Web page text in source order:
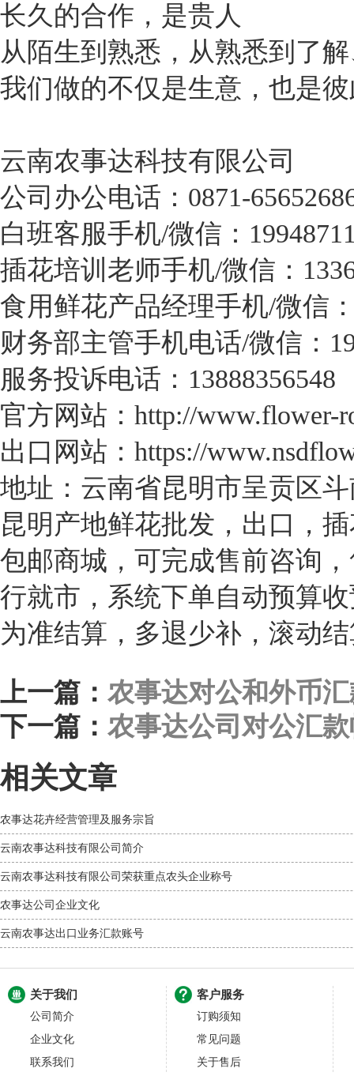
长久的合作，是贵人
从陌生到熟悉，从熟悉到了
我们做的不仅是生意，也是
云南农事达科技有限公司
公司办公电话：0871-
白班客服手机/微信：
插花培训老师手机/微信：
食用鲜花产品经理手机/微信
财务部主管手机电话/微信：
服务投诉电话：13888356548
官方网站：http://www.flower-
出口网站：https://
地址：云南省昆明市呈贡区
昆明产地鲜花批发，出口，
包邮商城，可完成售前咨询
行就市，系统下单自动预算
为准结算，多退少补，滚动
上一篇： 农事达对公和外币
下一篇： 农事达公司对公汇
相关文章
农事达花卉经营管理及服务宗旨
云南农事达科技有限公司简介
云南农事达科技有限公司荣获重点农头企业称号
农事达公司企业文化
云南农事达出口业务汇款账号
关于我们
公司简介
企业文化
联系我们
客户服务
订购须知
常见问题
关于售后